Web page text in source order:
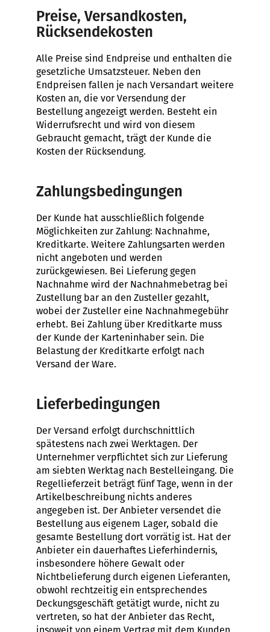
Preise, Versandkosten,
Rücksendekosten
Alle Preise sind Endpreise und enthalten die
gesetzliche Umsatzsteuer. Neben den
Endpreisen fallen je nach Versandart weitere
Kosten an, die vor Versendung der
Bestellung angezeigt werden. Besteht ein
Widerrufsrecht und wird von diesem
Gebraucht gemacht, trägt der Kunde die
Kosten der Rücksendung.
Zahlungsbedingungen
Der Kunde hat ausschließlich folgende
Möglichkeiten zur Zahlung: Nachnahme,
Kreditkarte. Weitere Zahlungsarten werden
nicht angeboten und werden
zurückgewiesen. Bei Lieferung gegen
Nachnahme wird der Nachnahmebetrag bei
Zustellung bar an den Zusteller gezahlt,
wobei der Zusteller eine Nachnahmegebühr
erhebt. Bei Zahlung über Kreditkarte muss
der Kunde der Karteninhaber sein. Die
Belastung der Kreditkarte erfolgt nach
Versand der Ware.
Lieferbedingungen
Der Versand erfolgt durchschnittlich
spätestens nach zwei Werktagen. Der
Unternehmer verpflichtet sich zur Lieferung
am siebten Werktag nach Bestelleingang. Die
Regellieferzeit beträgt fünf Tage, wenn in der
Artikelbeschreibung nichts anderes
angegeben ist. Der Anbieter versendet die
Bestellung aus eigenem Lager, sobald die
gesamte Bestellung dort vorrätig ist. Hat der
Anbieter ein dauerhaftes Lieferhindernis,
insbesondere höhere Gewalt oder
Nichtbelieferung durch eigenen Lieferanten,
obwohl rechtzeitig ein entsprechendes
Deckungsgeschäft getätigt wurde, nicht zu
vertreten, so hat der Anbieter das Recht,